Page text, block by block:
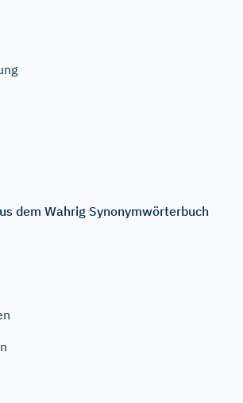
dem Wahrig Synonymwörterbuch